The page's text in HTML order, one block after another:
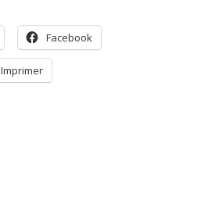
Facebook
Imprimer